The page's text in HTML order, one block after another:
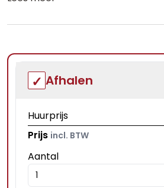
Afhalen
Huurprijs
Prijs incl. BTW
Aantal